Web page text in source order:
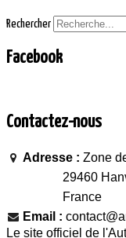
Rechercher
Facebook
Contactez-nous
Adresse : Zone
29460
France
Email :
Le site officiel de